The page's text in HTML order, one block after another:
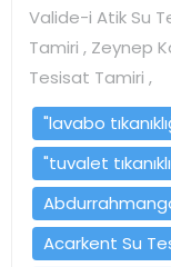
Valide-i Atik Su
Tamiri , Zeynep
Tesisat Tamiri ,
"lavabo
"tuvalet
Acarkent Su